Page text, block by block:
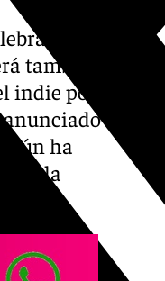
junto
también
indie pop
anunciado
ha
la